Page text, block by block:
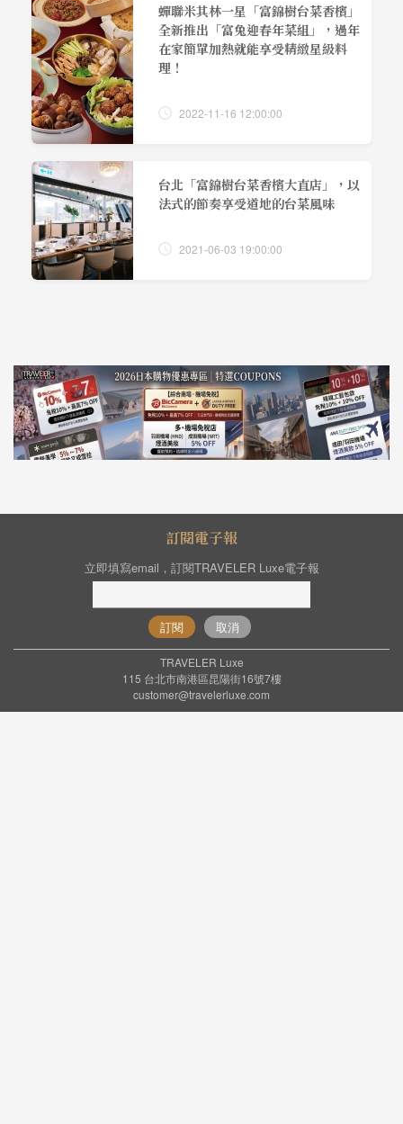
蟬聯米其林一星「富錦樹台菜香檳」
全新推出「富兔迎春年菜組」，過年
在家簡單加熱就能享受精緻星級料
理！
2022-11-16 12:00:00
台北「富錦樹台菜香檳大直店」，以
法式的節奏享受道地的台菜風味
2021-06-03 19:00:00
訂閱電子報
立即填寫email，訂閱TRAVELER Luxe電子報
訂閱 取消
TRAVELER Luxe
115 台北市南港區昆陽街16號7樓
customer@travelerluxe.com